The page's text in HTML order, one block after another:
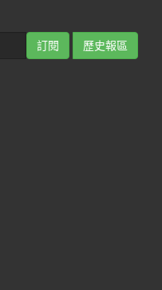
訂閱 歷史報區